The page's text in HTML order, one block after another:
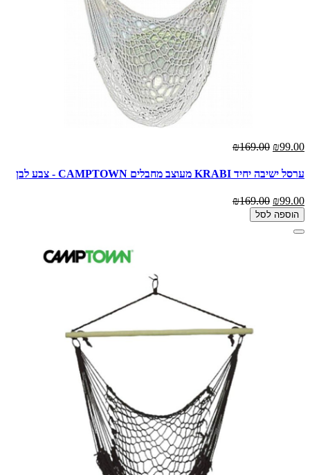
₪99.00
₪169.00
ערסל ישיבה יחיד KRABI מעוצב מחבלים CAMPTOWN - צבע לבן
₪99.00
₪169.00
הוספה לסל